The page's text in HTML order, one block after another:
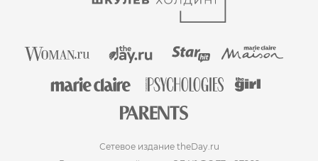
Сетевое издание theDay.ru